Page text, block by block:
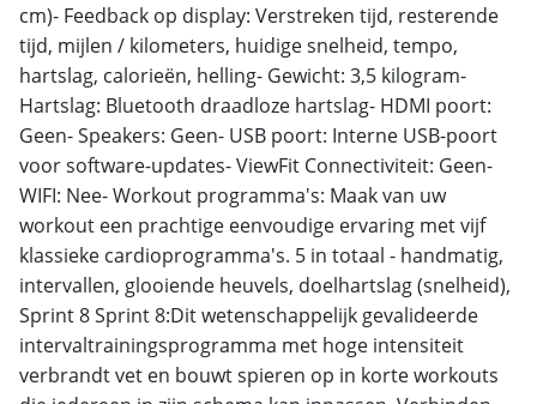
cm)- Feedback op display: Verstreken tijd, resterende
tijd, mijlen / kilometers, huidige snelheid, tempo,
hartslag, calorieën, helling- Gewicht: 3,5 kilogram-
Hartslag: Bluetooth draadloze hartslag- HDMI poort:
Geen- Speakers: Geen- USB poort: Interne USB-poort
voor software-updates- ViewFit Connectiviteit: Geen-
WIFI: Nee- Workout programma's: Maak van uw
workout een prachtige eenvoudige ervaring met vijf
klassieke cardioprogramma's. 5 in totaal - handmatig,
intervallen, glooiende heuvels, doelhartslag (snelheid),
Sprint 8 Sprint 8:Dit wetenschappelijk gevalideerde
intervaltrainingsprogramma met hoge intensiteit
verbrandt vet en bouwt spieren op in korte workouts